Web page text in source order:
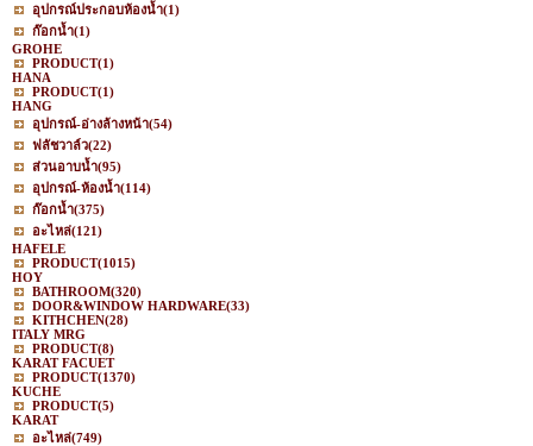
อุปกรณ์ประกอบห้องน้ำ(1)
ก๊อกน้ำ(1)
GROHE
PRODUCT(1)
HANA
PRODUCT(1)
HANG
อุปกรณ์-อ่างล้างหน้า(54)
ฟลัชวาล์ว(22)
ส่วนอาบน้ำ(95)
อุปกรณ์-ห้องน้ำ(114)
ก๊อกน้ำ(375)
อะไหล่(121)
HAFELE
PRODUCT(1015)
HOY
BATHROOM(320)
DOOR&WINDOW HARDWARE(33)
KITHCHEN(28)
ITALY MRG
PRODUCT(8)
KARAT FACUET
PRODUCT(1370)
KUCHE
PRODUCT(5)
KARAT
อะไหล่(749)